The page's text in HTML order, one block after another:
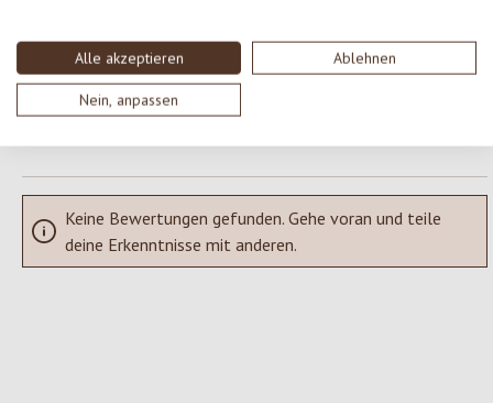
Alle akzeptieren Ablehnen
Nein, anpassen
SCHREIBE EINE BEWERTUNG
Keine Bewertungen gefunden. Gehe voran und teile
deine Erkenntnisse mit anderen.